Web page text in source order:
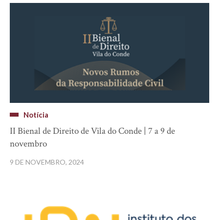
Notícia
II Bienal de Direito de Vila do Conde | 7 a 9 de
novembro
9 DE NOVEMBRO, 2024